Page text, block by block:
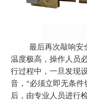
最后再次敲响安
温度极高，操作人员
行过程中，一旦发现
音，“必须立即无条
后，由专业人员进行检